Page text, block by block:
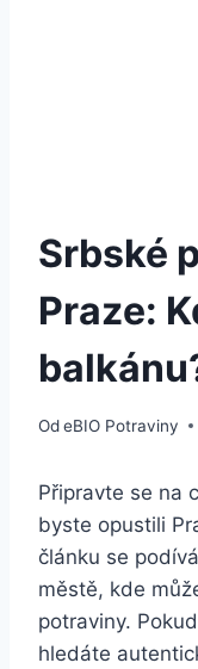
Srbské
Praze:
OdeBIO Potraviny
Připravte se na
byste opustili
článku se
městě, kde
potraviny.
hledáte